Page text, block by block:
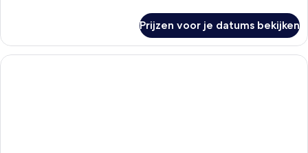
Bed)
laden
en-
suite
badkamer
Prijzen voor je datums bekijken